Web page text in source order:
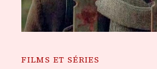
FILMS ET SÉRIES